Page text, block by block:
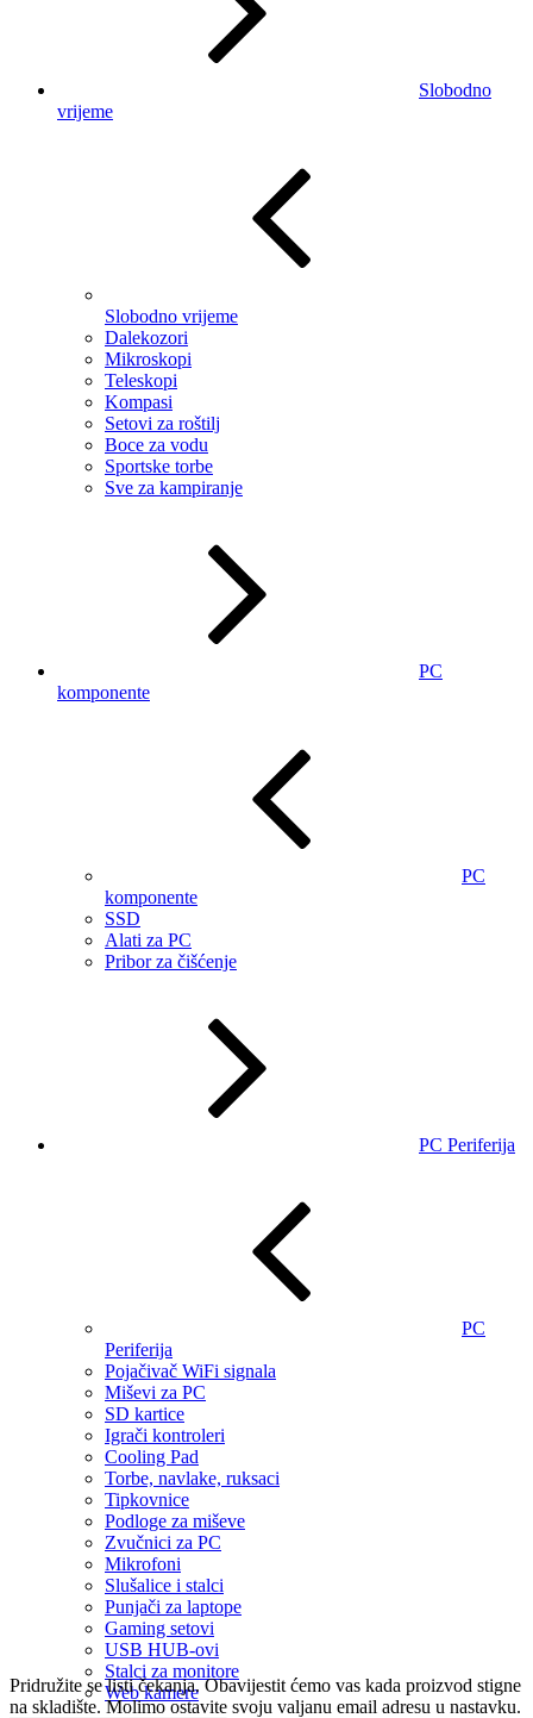
Slobodno
vrijeme
Slobodno vrijeme
Dalekozori
Mikroskopi
Teleskopi
Kompasi
Setovi za roštilj
Boce za vodu
Sportske torbe
Sve za kampiranje
PC
komponente
PC
komponente
SSD
Alati za PC
Pribor za čišćenje
PC Periferija
PC
Periferija
Pojačivač WiFi signala
Miševi za PC
SD kartice
Igrači kontroleri
Cooling Pad
Torbe, navlake, ruksaci
Tipkovnice
Podloge za miševe
Zvučnici za PC
Mikrofoni
Slušalice i stalci
Punjači za laptope
Gaming setovi
USB HUB-ovi
Stalci za monitore
Web kamere
Pridružite se listi čekanja. Obavijestit ćemo vas kada proizvod stigne
na skladište. Molimo ostavite svoju valjanu email adresu u nastavku.